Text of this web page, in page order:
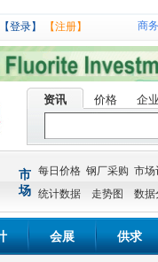
【登录】 【注册】 商
资讯 价格 企
市
场
每日价格 钢厂采购 市场
统计数据
走势图 数据
会展 供求